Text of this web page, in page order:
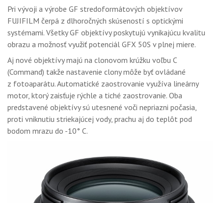
Pri vývoji a výrobe GF stredoformátových objektívov
FUJIFILM čerpá z dlhoročných skúseností s optickými
systémami. Všetky GF objektívy poskytujú vynikajúcu kvalitu
obrazu a možnosť využiť potenciál GFX 50S v plnej miere.
Aj nové objektívy majú na clonovom krúžku voľbu C
(Command) takže nastavenie clony môže byť ovládané
z fotoaparátu. Automatické zaostrovanie využíva lineárny
motor, ktorý zaisťuje rýchle a tiché zaostrovanie. Oba
predstavené objektívy sú utesnené voči nepriazni počasia,
proti vniknutiu striekajúcej vody, prachu aj do teplôt pod
bodom mrazu do -10° C.